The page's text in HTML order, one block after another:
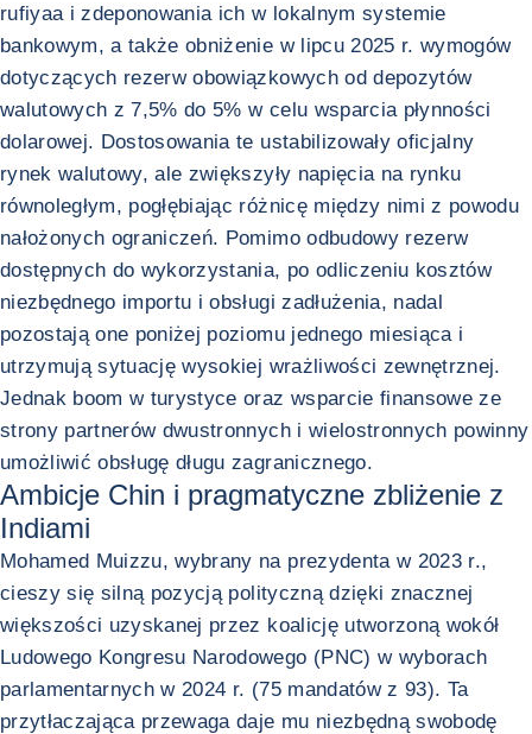
rufiyaa i zdeponowania ich w lokalnym systemie
bankowym, a także obniżenie w lipcu 2025 r. wymogów
dotyczących rezerw obowiązkowych od depozytów
walutowych z 7,5% do 5% w celu wsparcia płynności
dolarowej. Dostosowania te ustabilizowały oficjalny
rynek walutowy, ale zwiększyły napięcia na rynku
równoległym, pogłębiając różnicę między nimi z powodu
nałożonych ograniczeń. Pomimo odbudowy rezerw
dostępnych do wykorzystania, po odliczeniu kosztów
niezbędnego importu i obsługi zadłużenia, nadal
pozostają one poniżej poziomu jednego miesiąca i
utrzymują sytuację wysokiej wrażliwości zewnętrznej.
Jednak boom w turystyce oraz wsparcie finansowe ze
strony partnerów dwustronnych i wielostronnych powinny
umożliwić obsługę długu zagranicznego.
Ambicje Chin i pragmatyczne zbliżenie z
Indiami
Mohamed Muizzu, wybrany na prezydenta w 2023 r.,
cieszy się silną pozycją polityczną dzięki znacznej
większości uzyskanej przez koalicję utworzoną wokół
Ludowego Kongresu Narodowego (PNC) w wyborach
parlamentarnych w 2024 r. (75 mandatów z 93). Ta
przytłaczająca przewaga daje mu niezbędną swobodę